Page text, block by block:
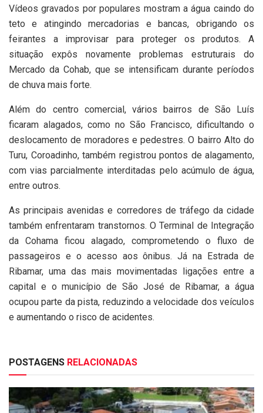
Vídeos gravados por populares mostram a água caindo do
teto e atingindo mercadorias e bancas, obrigando os
feirantes a improvisar para proteger os produtos. A
situação expôs novamente problemas estruturais do
Mercado da Cohab, que se intensificam durante períodos
de chuva mais forte.
Além do centro comercial, vários bairros de São Luís
ficaram alagados, como no São Francisco, dificultando o
deslocamento de moradores e pedestres. O bairro Alto do
Turu, Coroadinho, também registrou pontos de alagamento,
com vias parcialmente interditadas pelo acúmulo de água,
entre outros.
As principais avenidas e corredores de tráfego da cidade
também enfrentaram transtornos. O Terminal de Integração
da Cohama ficou alagado, comprometendo o fluxo de
passageiros e o acesso aos ônibus. Já na Estrada de
Ribamar, uma das mais movimentadas ligações entre a
capital e o município de São José de Ribamar, a água
ocupou parte da pista, reduzindo a velocidade dos veículos
e aumentando o risco de acidentes.
POSTAGENS RELACIONADAS